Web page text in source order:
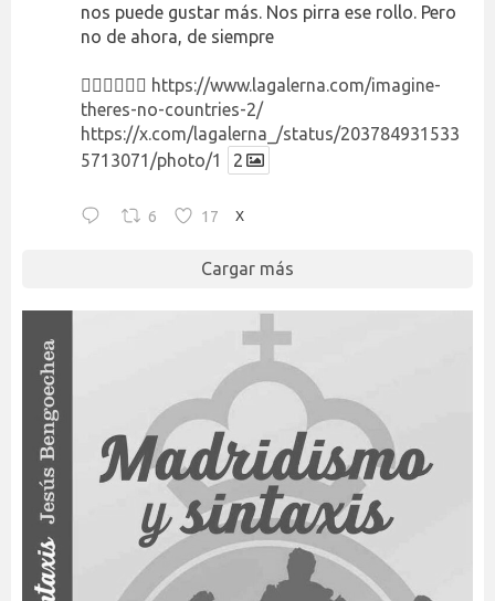
nos puede gustar más. Nos pirra ese rollo. Pero
no de ahora, de siempre
👉🏻👉🏻👉🏻 https://www.lagalerna.com/imagine-
theres-no-countries-2/
https://x.com/lagalerna_/status/203784931533
5713071/photo/1
2
6 17 X
Cargar más